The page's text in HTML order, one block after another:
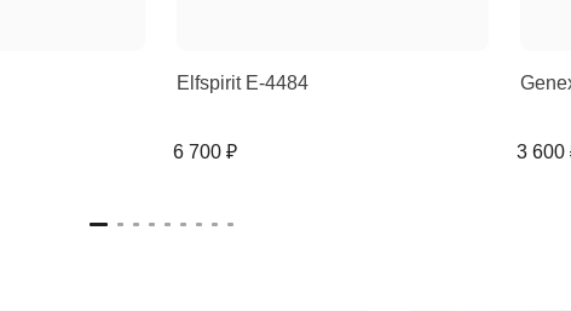
Elfspirit E-4484
6 700 ₽ 3 600